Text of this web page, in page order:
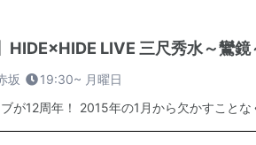
HIDE×HIDE LIVE 三尺秀水～鸞鏡
坂 19:30~ 月曜日
が12周年！ 2015年の1月から欠かすこと